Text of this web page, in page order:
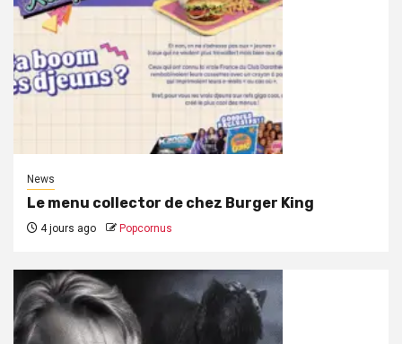
News
Le menu collector de chez Burger King
4 jours ago Popcornus